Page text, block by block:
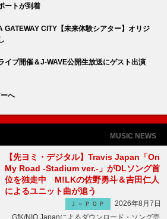
ートが到着
GATEWAY CITY【未来体験シアター】オリジ
イブ開催＆J-WAVE公開生放送にゲスト出演
へ
MUSIC NEWS
【先ヨミ・デジタル】Travis Japan「On
My Road -Stadium ver.-」がDLソング首
位を独走中 M!LKの佐野勇斗＆吉田仁人
によるユニット曲が追う
Ｊ－ＰＯＰ
2026年8月7日
GfK/NIQ Japanによるダウンロード・ソング売